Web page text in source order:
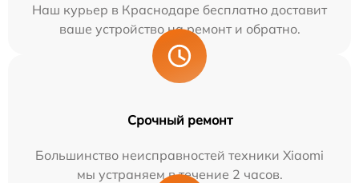
Наш курьер в Краснодаре бесплатно доставит
ваше устройство на ремонт и обратно.
Срочный ремонт
Большинство неисправностей техники Xiaomi
мы устраняем в течение 2 часов.